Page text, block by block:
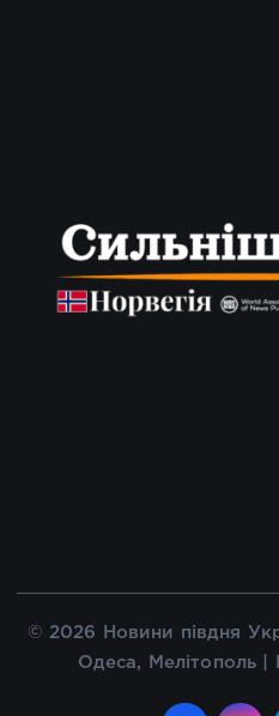
© 2026 Новини півдня
Одеса, Мелітополь |